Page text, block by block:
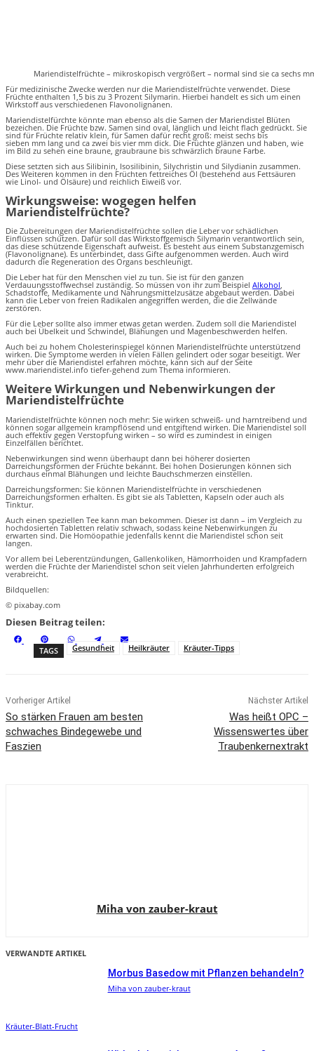
Mariendistelfrüchte – mikroskopisch vergrößert – normal sind sie ca sechs
Für medizinische Zwecke werden nur die Mariendistelfrüchte verwendet. Diese
Früchte enthalten 1,5 bis zu 3 Prozent Silymarin. Hierbei handelt es sich um einen
Wirkstoff aus verschiedenen Flavonolignanen.
Mariendistelfürchte könnte man ebenso als die Samen der Mariendistel Blüten
bezeichen. Die Früchte bzw. Samen sind oval, länglich und leicht flach gedrückt. Sie
sind für Früchte relativ klein, für Samen dafür recht groß: meist sechs bis
sieben mm lang und ca zwei bis vier mm dick. Die Früchte glänzen und haben, wie
im Bild zu sehen eine braune, graubraune bis schwärzlich braune Farbe.
Diese setzten sich aus Silibinin, Isosilibinin, Silychristin und Silydianin zusammen.
Des Weiteren kommen in den Früchten fettreiches Öl (bestehend aus Fettsäuren
wie Linol- und Ölsäure) und reichlich Eiweiß vor.
Wirkungsweise: wogegen helfen
Mariendistelfrüchte?
Die Zubereitungen der Mariendistelfrüchte sollen die Leber vor schädlichen
Einflüssen schützen. Dafür soll das Wirkstoffgemisch Silymarin verantwortlich sein,
das diese schützende Eigenschaft aufweist. Es besteht aus einem Substanzgemisch
(Flavonolignane). Es unterbindet, dass Gifte aufgenommen werden. Auch wird
dadurch die Regeneration des Organs beschleunigt.
Die Leber hat für den Menschen viel zu tun. Sie ist für den ganzen
Verdauungsstoffwechsel zuständig. So müssen von ihr zum Beispiel Alkohol,
Schadstoffe, Medikamente und Nahrungsmittelzusätze abgebaut werden. Dabei
kann die Leber von freien Radikalen angegriffen werden, die die Zellwände
zerstören.
Für die Leber sollte also immer etwas getan werden. Zudem soll die Mariendistel
auch bei Übelkeit und Schwindel, Blähungen und Magenbeschwerden helfen.
Auch bei zu hohem Cholesterinspiegel können Mariendistelfrüchte unterstützend
wirken. Die Symptome werden in vielen Fällen gelindert oder sogar beseitigt. Wer
mehr über die Mariendistel erfahren möchte, kann sich auf der Seite
www.mariendistel.info tiefer-gehend zum Thema informieren.
Weitere Wirkungen und Nebenwirkungen der
Mariendistelfrüchte
Mariendistelfrüchte können noch mehr: Sie wirken schweiß- und harntreibend und
können sogar allgemein krampflösend und entgiftend wirken. Die Mariendistel soll
auch effektiv gegen Verstopfung wirken – so wird es zumindest in einigen
Einzelfällen berichtet.
Nebenwirkungen sind wenn überhaupt dann bei höherer dosierten
Darreichungsformen der Früchte bekannt. Bei hohen Dosierungen können sich
durchaus einmal Blähungen und leichte Bauchschmerzen einstellen.
Darreichungsformen: Sie können Mariendistelfrüchte in verschiedenen
Darreichungsformen erhalten. Es gibt sie als Tabletten, Kapseln oder auch als
Tinktur.
Auch einen speziellen Tee kann man bekommen. Dieser ist dann – im Vergleich zu
hochdosierten Tabletten relativ schwach, sodass keine Nebenwirkungen zu
erwarten sind. Die Homöopathie jedenfalls kennt die Mariendistel schon seit
langen.
Vor allem bei Leberentzündungen, Gallenkoliken, Hämorrhoiden und Krampfadern
werden die Früchte der Mariendistel schon seit vielen Jahrhunderten erfolgreich
verabreicht.
Bildquellen:
© pixabay.com
Diesen Beitrag teilen:
h h
a
r
i
n
t
h
a
h
a
h
a
e
l
S
h
a
m
a
TAGS Gesundheit Heilkräuter Kräuter-Tipps
Vorheriger Artikel
So stärken Frauen am besten
schwaches Bindegewebe und
Faszien
Nächster Artikel
Was heißt OPC –
Wissenswertes über
Traubenkernextrakt
Miha von zauber-kraut
VERWANDTE ARTIKEL
Kräuter-Blatt-Frucht
Morbus Basedow mit Pflanzen behandeln?
Miha von zauber-kraut